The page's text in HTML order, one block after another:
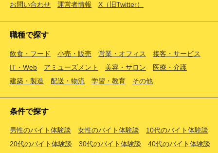
お問い合わせ
運営者情報 X（旧Twitter）
職種で探す
飲食・フード 小売・販売 営業・オフィス
接客・サービス
IT・Web
アミューズメント 美容・サロン
医療・介護
建築・製造
配送・物流 学習・教育 その他
条件で探す
男性のバイト体験談 女性のバイト体験談
10代のバイト体験談
20代のバイト体験談
30代のバイト体験談 40代のバイト体験談